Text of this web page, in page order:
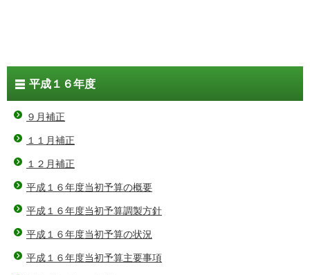
平成１６年度
９月補正
１１月補正
１２月補正
平成１６年度当初予算の概要
平成１６年度当初予算調製方針
平成１６年度当初予算の状況
平成１６年度当初予算主要事項